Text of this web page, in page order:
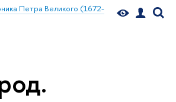
Петра Великого (1672-